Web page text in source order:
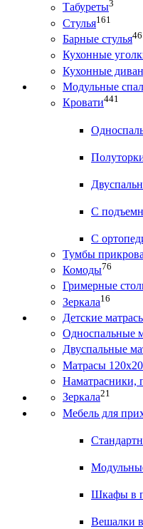
Табуреты3
Стулья161
Барные стулья46
Кухонные
Кухонные
Модульные
Кровати441
С
С
Тумбы
Комоды76
Гримерные
Зеркала16
Детские
Односпальные
Двуспальные
Матрасы
Наматрасники,
Зеркала21
Мебель для
Шкафы в
Вешалки